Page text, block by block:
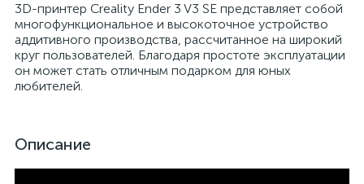
3D-принтер Creality Ender 3 V3 SE представляет собой
многофункциональное и высокоточное устройство
аддитивного производства, рассчитанное на широкий
круг пользователей. Благодаря простоте эксплуатации
он может стать отличным подарком для юных
любителей.
Описание